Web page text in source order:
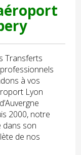
Transferts
à vos
Lyon
2000, notre
dans son
de nos